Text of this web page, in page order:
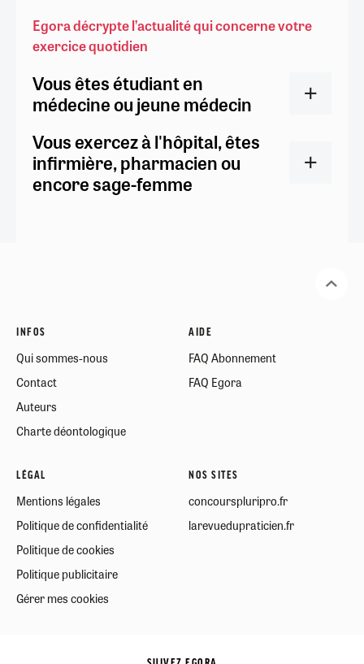
Egora décrypte l’actualité qui concerne votre
exercice quotidien
Vous êtes étudiant en
médecine ou jeune médecin
Vous exercez à l'hôpital, êtes
infirmière, pharmacien ou
encore sage-femme
INFOS
Qui sommes-nous
Contact
Auteurs
Charte déontologique
AIDE
FAQ Abonnement
FAQ Egora
LÉGAL
Mentions légales
Politique de confidentialité
Politique de cookies
Politique publicitaire
Gérer mes cookies
NOS SITES
concourspluripro.fr
larevuedupraticien.fr